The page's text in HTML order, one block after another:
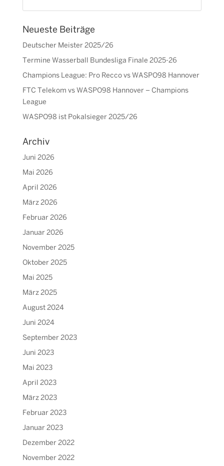
Neueste Beiträge
Deutscher Meister 2025/26
Termine Wasserball Bundesliga Finale 2025-26
Champions League: Pro Recco vs WASPO98 Hannover
FTC Telekom vs WASPO98 Hannover – Champions
League
WASPO98 ist Pokalsieger 2025/26
Archiv
Juni 2026
Mai 2026
April 2026
März 2026
Februar 2026
Januar 2026
November 2025
Oktober 2025
Mai 2025
März 2025
August 2024
Juni 2024
September 2023
Juni 2023
Mai 2023
April 2023
März 2023
Februar 2023
Januar 2023
Dezember 2022
November 2022